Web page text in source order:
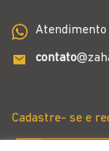
Atendimento
contato
Cadastre- se e